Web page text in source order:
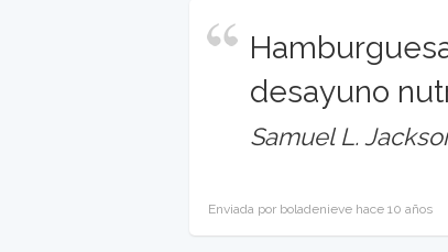
desayuno
Samuel L.
Enviada por boladenieve hace 10 años